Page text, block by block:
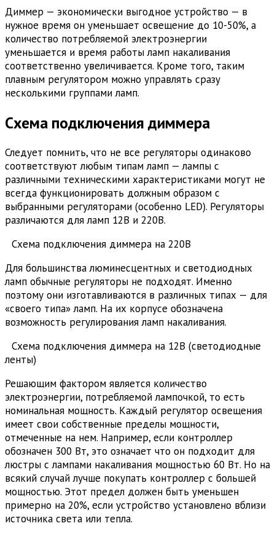
Диммер — экономически выгодное устройство — в
нужное время он уменьшает освещение до 10-50%, а
количество потребляемой электроэнергии
уменьшается и время работы ламп накаливания
соответственно увеличивается. Кроме того, таким
плавным регулятором можно управлять сразу
несколькими группами ламп.
Схема подключения диммера
Следует помнить, что не все регуляторы одинаково
соответствуют любым типам ламп — лампы с
различными техническими характеристиками могут не
всегда функционировать должным образом с
выбранными регуляторами (особенно LED). Регуляторы
различаются для ламп 12В и 220В.
Схема подключения диммера на 220В
Для большинства люминесцентных и светодиодных
ламп обычные регуляторы не подходят. Именно
поэтому они изготавливаются в различных типах — для
«своего типа» ламп. На их корпусе обозначена
возможность регулирования ламп накаливания.
Схема подключения диммера на 12В (светодиодные
ленты)
Решающим фактором является количество
электроэнергии, потребляемой лампочкой, то есть
номинальная мощность. Каждый регулятор освещения
имеет свои собственные пределы мощности,
отмеченные на нем. Например, если контроллер
обозначен 300 Вт, это означает что он подходит для
люстры с лампами накаливания мощностью 60 Вт. Но на
всякий случай лучше покупать контроллер с большей
мощностью. Этот предел должен быть уменьшен
примерно на 20%, если устройство установлено вблизи
источника света или тепла.